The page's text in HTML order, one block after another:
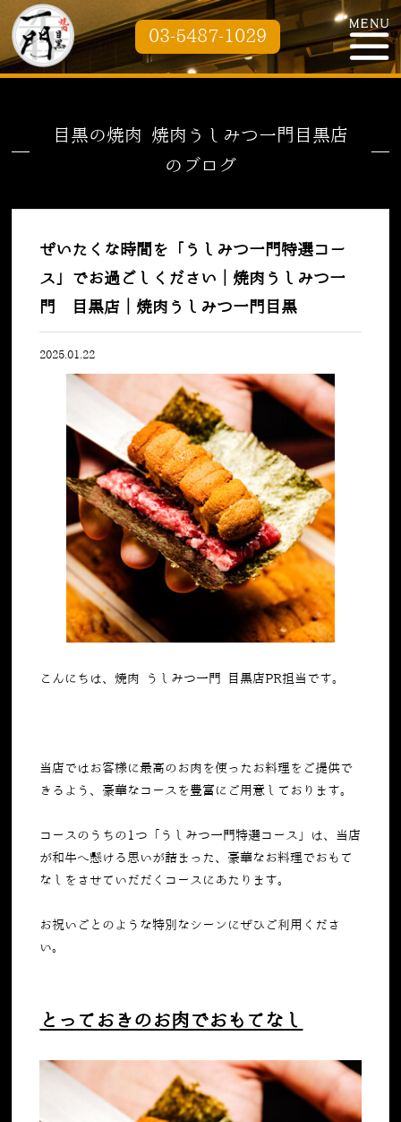
03-5487-1029
目黒の焼肉 焼肉うしみつ一門目黒店
のブログ
ぜいたくな時間を「うしみつ一門特選コー
ス」でお過ごしください｜焼肉うしみつ一
門 目黒店｜焼肉うしみつ一門目黒
2025.01.22
こんにちは、焼肉 うしみつ一門 目黒店PR担当です。
当店ではお客様に最高のお肉を使ったお料理をご提供で
きるよう、豪華なコースを豊富にご用意しております。
コースのうちの1つ「うしみつ一門特選コース」は、当店
が和牛へ懸ける思いが詰まった、豪華なお料理でおもて
なしをさせていだだくコースにあたります。
お祝いごとのような特別なシーンにぜひご利用くださ
い。
とっておきのお肉でおもてなし